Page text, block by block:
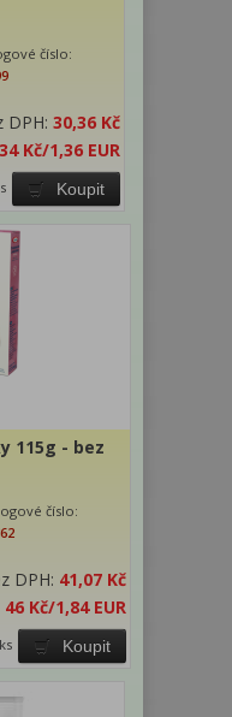
číslo:
DPH: 30,36 Kč
34 Kč/1,36 EUR
Koupit
115g - bez
číslo:
DPH: 41,07 Kč
46 Kč/1,84 EUR
Koupit
ks